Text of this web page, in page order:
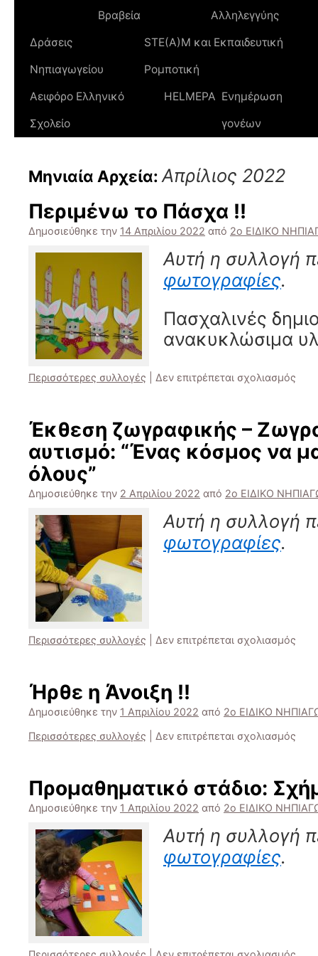
Βραβεία
Αλληλεγγύης
Δράσεις
Νηπιαγωγείου
STE(A)M και Εκπαιδευτική
Ρομποτική
Αειφόρο Ελληνικό
Σχολείο
HELMEPA Ενημέρωση
γονέων
Μηνιαία Αρχεία: Απρίλιος 2022
Περιμένω το Πάσχα !!
Δημοσιεύθηκε την 14 Απριλίου 2022 από 2ο ΕΙΔΙΚΟ
Αυτή η συλλογή
φωτογραφίες.
Πασχαλινές
ανακυκλώσιμα
Περισσότερες συλλογές Δεν επιτρέπεται σχολιασμός
!!
Έκθεση ζωγραφικής –
αυτισμό: “Ένας κόσμος να
όλους”
Δημοσιεύθηκε την 2 Απριλίου 2022 από 2ο ΕΙΔΙΚΟ
Αυτή η συλλογή
φωτογραφίες.
Περισσότερες συλλογές Δεν επιτρέπεται σχολιασμός
τον
μας
Ήρθε η Άνοιξη !!
Δημοσιεύθηκε την 1 Απριλίου 2022 από 2ο ΕΙΔΙΚΟ
Περισσότερες συλλογές
Δεν επιτρέπεται σχολιασμός
!!
Προμαθηματικό στάδιο:
Δημοσιεύθηκε την 1 Απριλίου 2022 από 2ο ΕΙΔΙΚΟ
Αυτή η συλλογή
φωτογραφίες.